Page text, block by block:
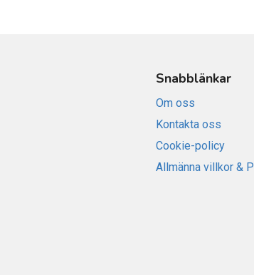
Snabblänkar
Om oss
Kontakta oss
Cookie-policy
Allmänna villkor &